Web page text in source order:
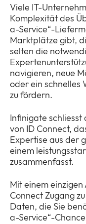
ID Connect
Infinigate ID
Fordern Sie
Connect an
News
Viele IT-
Komplexität des
a-Service“-
Marktplätze gibt,
selten die
navigieren, neue
oder ein schnelles
zu fördern.
Infinigate schliesst
von ID Connect,
Expertise aus der
einem
zusammenfasst.
Mit einem
Connect Zugang
Daten, die Sie
a-Service“-